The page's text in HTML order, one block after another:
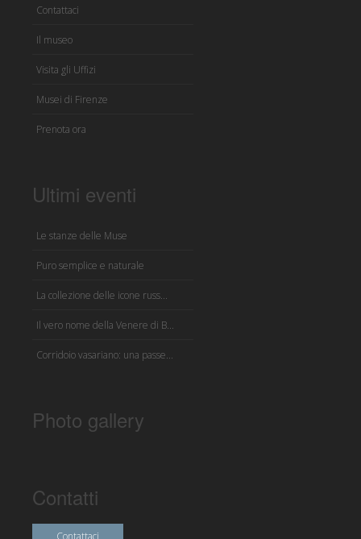
Contattaci
Il museo
Visita gli Uffizi
Musei di Firenze
Prenota ora
Ultimi eventi
Le stanze delle Muse
Puro semplice e naturale
La collezione delle icone russ...
Il vero nome della Venere di B...
Corridoio vasariano: una passe...
Photo gallery
Contatti